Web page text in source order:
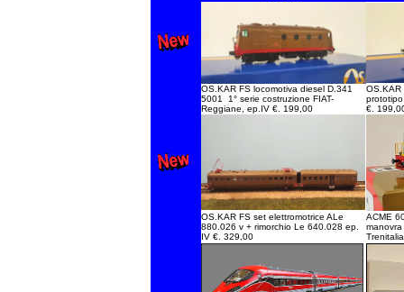
OS.KAR FS locomotiva diesel D.341
5001 1° serie costruzione FIAT-
Reggiane, ep.IV €. 199,00
OS.KAR
€.
OS.KAR FS set elettromotrice ALe
880.026 v + rimorchio Le 640.028 ep.
IV €. 329,00
ACME